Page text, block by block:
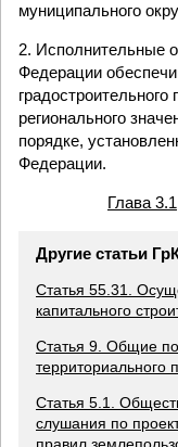
муниципального
2. Исполнительные
Федерации
регионального
порядке,
Федерации.
Глава 3.1
Другие статьи
Статья 55.31.
капитального
Статья 9. Общие
территориального
Статья 5.1.
слушания по